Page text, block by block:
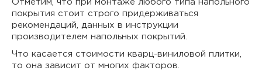
Отметим, что при монтаже любого типа напольного
покрытия стоит строго придерживаться
рекомендаций, данных в инструкции
производителем напольных покрытий.
Что касается стоимости кварц-виниловой плитки,
то она зависит от многих факторов.